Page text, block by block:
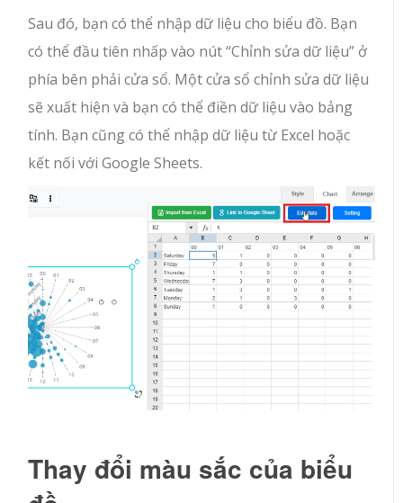
Sau đó, bạn có thể nhập dữ liệu cho biểu đồ. Bạn
có thể đầu tiên nhấp vào nút “Chỉnh sửa dữ liệu” ở
phía bên phải cửa sổ. Một cửa sổ chỉnh sửa dữ liệu
sẽ xuất hiện và bạn có thể điền dữ liệu vào bảng
tính. Bạn cũng có thể nhập dữ liệu từ Excel hoặc
kết nối với Google Sheets.
Thay đổi màu sắc của biểu